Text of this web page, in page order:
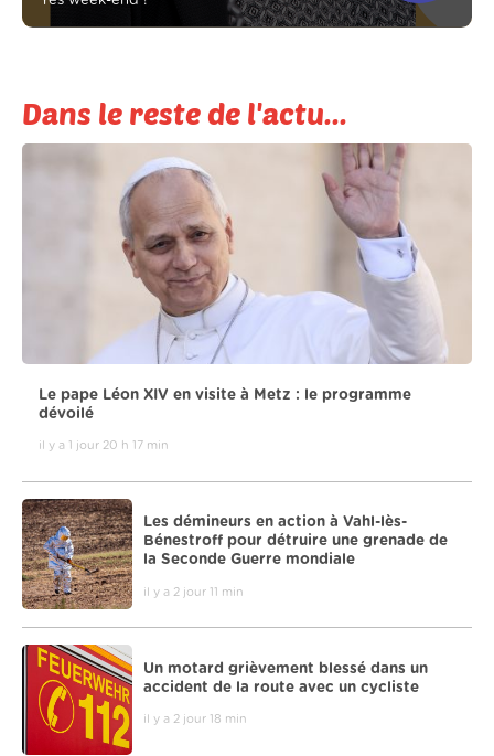
Dans le reste de l'actu...
Le pape Léon XIV en visite à Metz : le programme
dévoilé
il y a 1 jour 20 h 17 min
Les démineurs en action à Vahl-lès-
Bénestroff pour détruire une grenade de
la Seconde Guerre mondiale
il y a 2 jour 11 min
Un motard grièvement blessé dans un
accident de la route avec un cycliste
il y a 2 jour 18 min